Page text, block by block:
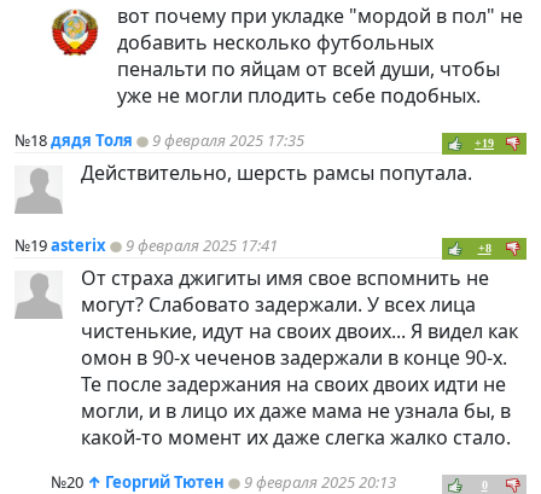
вот почему при укладке "мордой в пол" не
добавить несколько футбольных
пенальти по яйцам от всей души, чтобы
уже не могли плодить себе подобных.
№18дядя Толя 9 февраля 2025 17:35 +19
Действительно, шерсть рамсы попутала.
№19asterix 9 февраля 2025 17:41 +8
От страха джигиты имя свое вспомнить не
могут? Слабовато задержали. У всех лица
чистенькие, идут на своих двоих... Я видел как
омон в 90-х чеченов задержали в конце 90-х.
Те после задержания на своих двоих идти не
могли, и в лицо их даже мама не узнала бы, в
какой-то момент их даже слегка жалко стало.
№20 ↑ Георгий Тютен 9 февраля 2025 20:13 0